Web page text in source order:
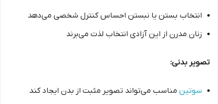
انتخاب بستن یا نبستن احساس کنترل شخصی می‌دهد
زنان مدرن از این آزادی انتخاب لذت می‌برند
تصویر بدنی:
سوتین مناسب می‌تواند تصویر مثبت از بدن ایجاد کند